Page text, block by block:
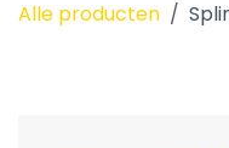
Alle producten